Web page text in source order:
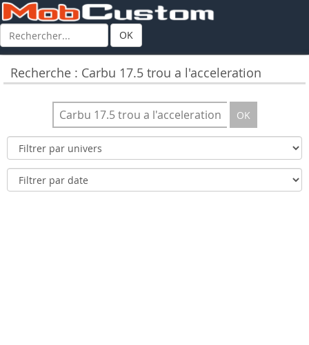
OK
Recherche : Carbu 17.5 trou a l'acceleration
OK